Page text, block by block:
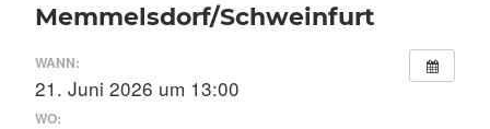
Memmelsdorf/Schweinfurt
WANN:
21. Juni 2026 um 13:00
WO: